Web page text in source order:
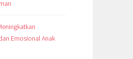
Emosional Anak